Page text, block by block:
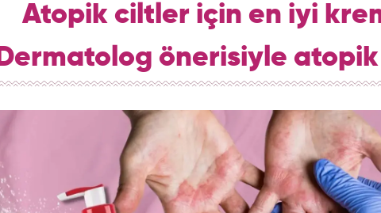
Atopik ciltler için en iyi
Dermatolog önerisiyle